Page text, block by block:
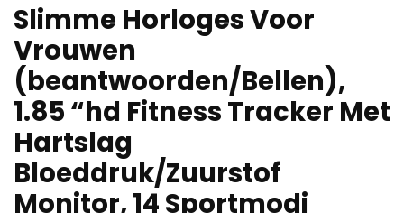
Slimme Horloges Voor
Vrouwen
(beantwoorden/Bellen),
1.85 “hd Fitness Tracker Met
Hartslag
Bloeddruk/Zuurstof
Monitor, 14 Sportmodi